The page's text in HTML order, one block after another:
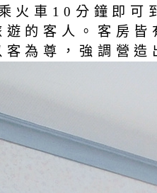
火車10分鐘即可
的客人。客房
客為尊，強調營